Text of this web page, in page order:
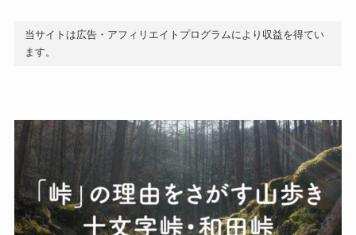
当サイトは広告・アフィリエイトプログラムにより収益を得てい
ます。